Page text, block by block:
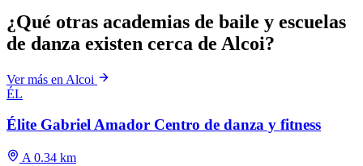
¿Qué otras academias de baile y escuelas
de danza existen cerca de Alcoi?
Ver más en Alcoi
ÉL
Élite Gabriel Amador Centro de danza y fitness
A 0.34 km